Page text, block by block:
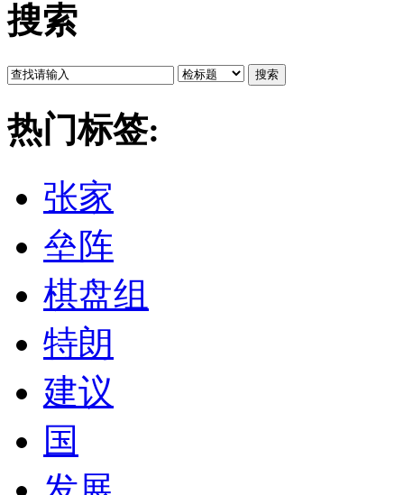
搜索
搜索
热门标签:
张家
垒阵
棋盘组
特朗
建议
国